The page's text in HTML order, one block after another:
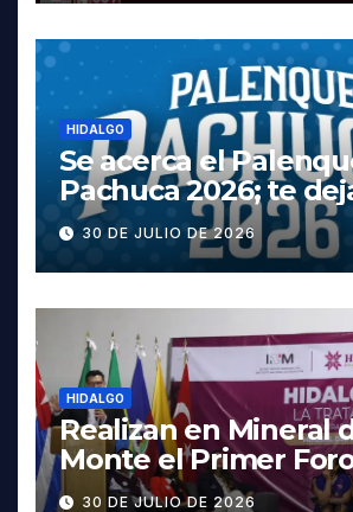
HIDALGO
Se acerca el
Pachuca 2026; te
cartelera completa,
fechas y los precios
30 DE JULIO DE 2026
HIDALGO
Realizan en Mineral
Monte el Primer
contra la Trata de
30 DE JULIO DE 2026